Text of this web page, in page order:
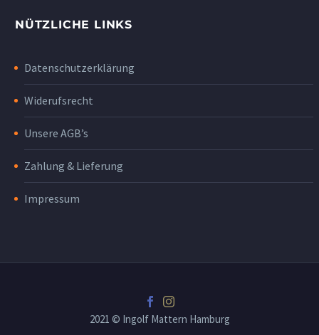
NÜTZLICHE LINKS
Datenschutzerklärung
Widerufsrecht
Unsere AGB’s
Zahlung & Lieferung
Impressum
2021 © Ingolf Mattern Hamburg